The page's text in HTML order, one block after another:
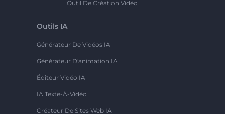
Outil De Création Vidéo
Outils IA
Générateur De Vidéos IA
Générateur D'animation IA
Éditeur Vidéo IA
IA Texte-À-Vidéo
Créateur De Sites Web IA